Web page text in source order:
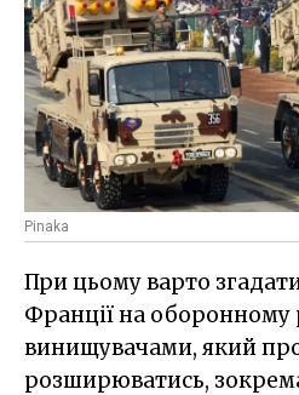
Pinaka
При цьому варто
Франції на оборонному
винищувачами, який
розширюватись,